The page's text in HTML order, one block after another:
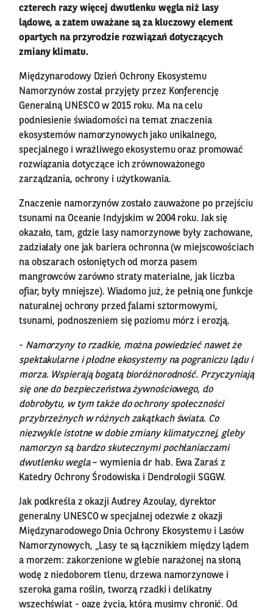
czterech razy więcej dwutlenku węgla niż lasy
lądowe, a zatem uważane są za kluczowy element
opartych na przyrodzie rozwiązań dotyczących
zmiany klimatu.
Międzynarodowy Dzień Ochrony Ekosystemu
Namorzynów został przyjęty przez Konferencję
Generalną UNESCO w 2015 roku. Ma na celu
podniesienie świadomości na temat znaczenia
ekosystemów namorzynowych jako unikalnego,
specjalnego i wrażliwego ekosystemu oraz promować
rozwiązania dotyczące ich zrównoważonego
zarządzania, ochrony i użytkowania.
Znaczenie namorzynów zostało zauważone po przejściu
tsunami na Oceanie Indyjskim w 2004 roku. Jak się
okazało, tam, gdzie lasy namorzynowe były zachowane,
zadziałały one jak bariera ochronna (w miejscowościach
na obszarach osłoniętych od morza pasem
mangrowców zarówno straty materialne, jak liczba
ofiar, były mniejsze). Wiadomo już, że pełnią one funkcje
naturalnej ochrony przed falami sztormowymi,
tsunami, podnoszeniem się poziomu mórz i erozją.
- Namorzyny to rzadkie, można powiedzieć nawet że
spektakularne i płodne ekosystemy na pograniczu lądu i
morza. Wspierają bogatą bioróżnorodność. Przyczyniają
się one do bezpieczeństwa żywnościowego, do
dobrobytu, w tym także do ochrony społeczności
przybrzeżnych w różnych zakątkach świata. Co
niezwykle istotne w dobie zmiany klimatycznej, gleby
namorzyn są bardzo skutecznymi pochłaniaczami
dwutlenku wegla– wymienia dr hab. Ewa Zaraś z
Katedry Ochrony Środowiska i Dendrologii SGGW.
Jak podkreśla z okazji Audrey Azoulay, dyrektor
generalny UNESCO w specjalnej odezwie z okazji
Międzynarodowego Dnia Ochrony Ekosystemu i Lasów
Namorzynowych, „Lasy te są łącznikiem między lądem
a morzem: zakorzenione w glebie narażonej na słoną
wodę z niedoborem tlenu, drzewa namorzynowe i
szeroka gama roślin, tworzą rzadki i delikatny
wszechświat - oazę życia, którą musimy chronić. Od